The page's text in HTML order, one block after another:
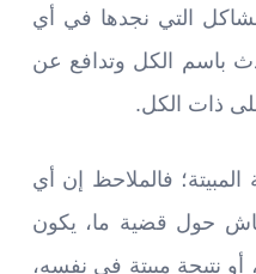
التي نجدها في أي
باسم الكل وتدافع عن
ذات الكل.
المبيتة؛ فالملاحظ إن أي
حول قضية ما، يكون
أو نتيجة مبيتة في نفسه،